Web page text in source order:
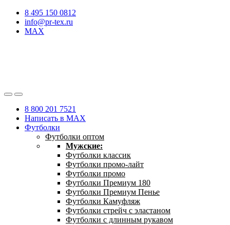
8 495 150 0812
info@pr-tex.ru
MAX
8 800 201 7521
Написать в MAX
Футболки
Футболки оптом
Мужские:
Футболки классик
Футболки промо-лайт
Футболки промо
Футболки Премиум 180
Футболки Премиум Пенье
Футболки Камуфляж
Футболки стрейч с эластаном
Футболки с длинным рукавом